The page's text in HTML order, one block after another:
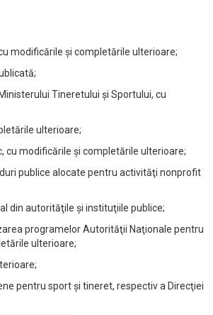
modificările şi completările ulterioare;
Tineretului şi Sportului, cu
ulterioare;
cu modificările şi completările ulterioare;
publice alocate pentru activităţi nonprofit
din autorităţile şi instituţiile publice;
programelor Autorităţii Naţionale pentru
ulterioare;
pentru sport şi tineret, respectiv a Direcţiei